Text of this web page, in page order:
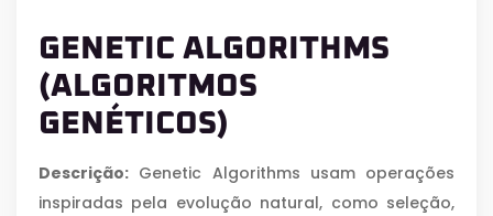
GENETIC ALGORITHMS
(ALGORITMOS
GENÉTICOS)
Descrição: Genetic Algorithms usam operações
inspiradas pela evolução natural, como seleção,